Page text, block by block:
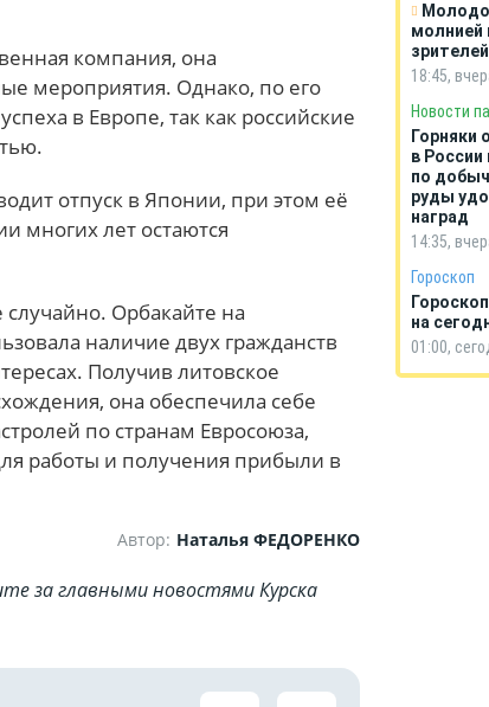
компания, она
мероприятия. Однако, по его
в Европе, так как российские
отпуск в Японии, при этом её
многих лет остаются
Орбакайте на
наличие двух гражданств
Получив литовское
она обеспечила себе
по странам Евросоюза,
работы и получения прибыли в
Автор: Наталья ФЕДОРЕНКО
за главными новостями Курска
молнией
зрителей
18:45,
Новости
Горняки
в России
по
руды
наград
14:35,
Гороскоп
на
01:00,